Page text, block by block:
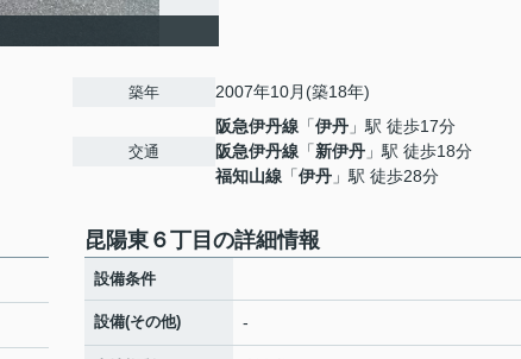
築年 2007年10月(築18年)
交通
阪急伊丹線 「伊丹 」駅 徒歩17分
阪急伊丹線 「新伊丹 」駅 徒歩18分
福知山線 「伊丹 」駅 徒歩28分
昆陽東６丁目の詳細情報
設備条件
設備(その他) -